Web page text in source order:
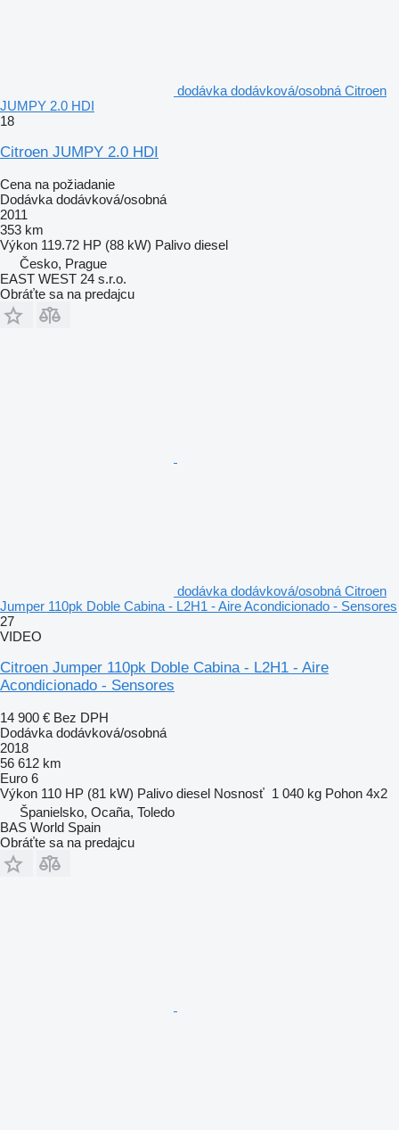
dodávka dodávková/osobná Citroen
JUMPY 2.0 HDI
18
Citroen JUMPY 2.0 HDI
Cena na požiadanie
Dodávka dodávková/osobná
2011
353 km
Výkon 119.72 HP (88 kW) Palivo diesel
Česko, Prague
EAST WEST 24 s.r.o.
Obráťte sa na predajcu
dodávka dodávková/osobná Citroen
Jumper 110pk Doble Cabina - L2H1 - Aire Acondicionado - Sensores
27
VIDEO
Citroen Jumper 110pk Doble Cabina - L2H1 - Aire
Acondicionado - Sensores
14 900 € Bez DPH
Dodávka dodávková/osobná
2018
56 612 km
Euro 6
Výkon 110 HP (81 kW) Palivo diesel Nosnosť 1 040 kg Pohon 4x2
Španielsko, Ocaña, Toledo
BAS World Spain
Obráťte sa na predajcu